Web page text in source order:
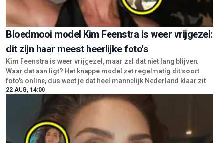
Bloedmooi model Kim Feenstra is weer vrijgezel:
dit zijn haar meest heerlijke foto's
Kim Feenstra is weer vrijgezel, maar zal dat niet lang blijven.
Waar dat aan ligt? Het knappe model zet regelmatig dit soort
foto's online, dus weet je dat heel mannelijk Nederland klaar zit
22 AUG, 14:00